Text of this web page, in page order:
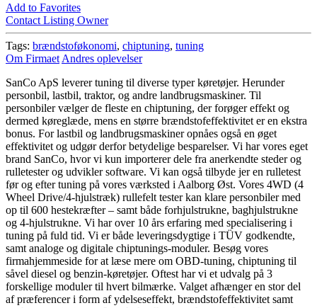
Add to Favorites
Contact Listing Owner
Tags: brændstoføkonomi, chiptuning, tuning
Om Firmaet Andres oplevelser
SanCo ApS leverer tuning til diverse typer køretøjer. Herunder
personbil, lastbil, traktor, og andre landbrugsmaskiner. Til
personbiler vælger de fleste en chiptuning, der forøger effekt og
dermed køreglæde, mens en større brændstofeffektivitet er en ekstra
bonus. For lastbil og landbrugsmaskiner opnåes også en øget
effektivitet og udgør derfor betydelige besparelser. Vi har vores eget
brand SanCo, hvor vi kun importerer dele fra anerkendte steder og
rulletester og udvikler software. Vi kan også tilbyde jer en rulletest
før og efter tuning på vores værksted i Aalborg Øst. Vores 4WD (4
Wheel Drive/4-hjulstræk) rullefelt tester kan klare personbiler med
op til 600 hestekræfter – samt både forhjulstrukne, baghjulstrukne
og 4-hjulstrukne. Vi har over 10 års erfaring med specialisering i
tuning på fuld tid. Vi er både leveringsdygtige i TÜV godkendte,
samt analoge og digitale chiptunings-moduler. Besøg vores
firmahjemmeside for at læse mere om OBD-tuning, chiptuning til
såvel diesel og benzin-køretøjer. Oftest har vi et udvalg på 3
forskellige moduler til hvert bilmærke. Valget afhænger en stor del
af præferencer i form af ydelseseffekt, brændstofeffektivitet samt